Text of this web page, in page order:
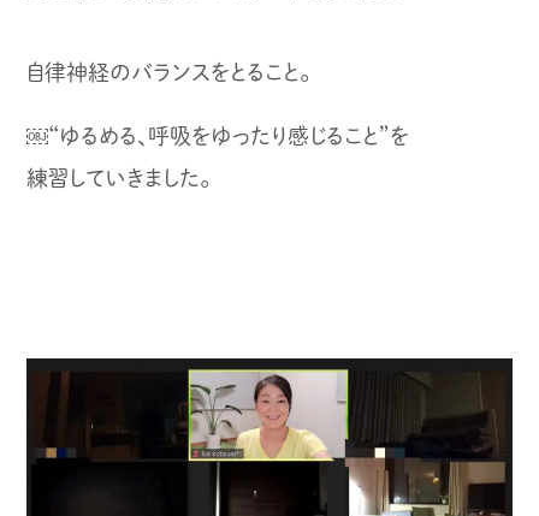
自律神経のバランスをとること。
￼“ゆるめる、呼吸をゆったり感じること”を
練習していきました。